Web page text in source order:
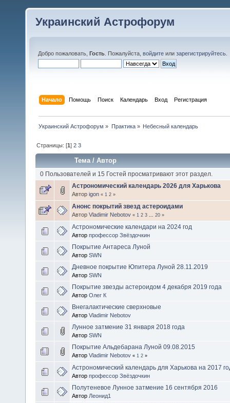
Украинский Астрофорум
Добро пожаловать, Гость . Пожалуйста, войдите или зарегистрируйтесь
Начало Помощь Поиск Календарь Вход Регистрация
Украинский Астрофорум » Практика» Небесный календарь
Страницы: [1]2 3
Тема/Автор
0 Пользователей и 15 Гостей просматривают этот раздел.
Астрономический календарь 2026 для Харькова
Автор igon « 1 2 »
Анонс покрытий звезд астероидами
Автор Vladimir Nebotov « 1 2 3 20 »
Астрономические календари на 2024 год
Автор профессор Звёздочкин
Покрытие Антареса Луной
Автор SWN
Дневное покрытие Юпитера Луной 28.11.2019
Автор SWN
Покрытие звезды астероидом 4 декабря 2019 года
Автор Олег К
Внегалактические сверхновые
Автор Vladimir Nebotov
Лунное затмение 31 января 2018 года
Автор SWN
Покрытие Альдебарана Луной 09.08.2015
Автор Vladimir Nebotov « 1 2 »
Астрономический календарь для Харькова на 2017
Автор профессор Звёздочкин
Полутеневое Лунное затмение 16 сентября 2016
Автор Леонид1